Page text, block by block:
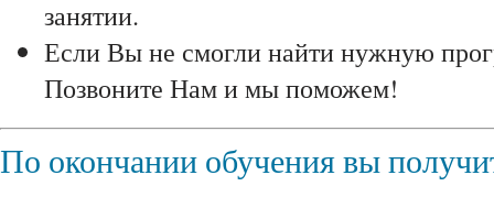
занятии.
Если Вы не смогли найти нужную
Позвоните Нам и мы поможем!
По окончании обучения вы